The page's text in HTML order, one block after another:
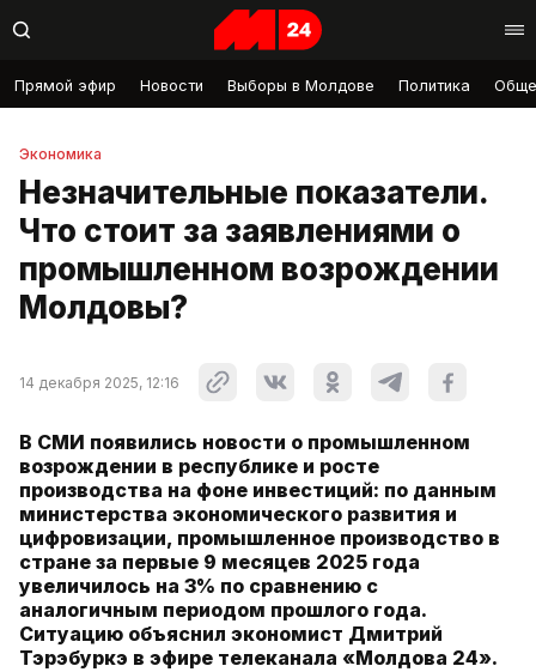
Прямой эфир Новости Выборы в Молдове Политика
Экономика
Незначительные показатели.
Что стоит за заявлениями о
промышленном возрождении
Молдовы?
14 декабря 2025, 12:16
В СМИ появились новости о промышленном
возрождении в республике и росте
производства на фоне инвестиций: по данным
министерства экономического развития и
цифровизации, промышленное производство в
стране за первые 9 месяцев 2025 года
увеличилось на 3% по сравнению с
аналогичным периодом прошлого года.
Ситуацию объяснил экономист Дмитрий
Тэрэбуркэ в эфире телеканала «Молдова 24».